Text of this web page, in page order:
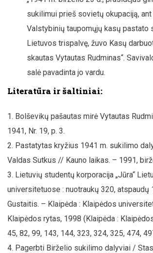
sukilimui prieš sovietų okupaciją,
Valstybinių taupomųjų kasų pastato
Lietuvos trispalvę, žuvo Kasų
skautas Vytautas Rudminas“.
salė pavadinta jo vardu.
Literatūra ir šaltiniai:
Bolševikų pašautas mirė Vytautas
1941, Nr. 19, p. 3.
Pastatytas kryžius 1941 m. sukilimo
Valdas Sutkus // Kauno laikas. – 1991,
Lietuvių studentų korporacija „Jūra“
universitetuose : nuotraukų 320, atspaudų
Gustaitis. – Klaipėda : Klaipėdos
Klaipėdos rytas, 1998 (Klaipėda :
45, 82, 99, 143, 144, 323, 324, 325, 474,
Pagerbti Birželio sukilimo dalyviai /